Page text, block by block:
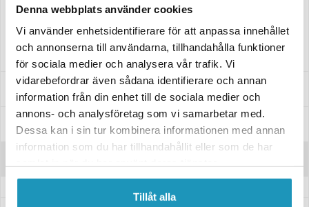
Denna webbplats använder cookies
Vi använder enhetsidentifierare för att anpassa innehållet
och annonserna till användarna, tillhandahålla funktioner
för sociala medier och analysera vår trafik. Vi
vidarebefordrar även sådana identifierare och annan
information från din enhet till de sociala medier och
annons- och analysföretag som vi samarbetar med.
Dessa kan i sin tur kombinera informationen med annan
information som du har tillhandahållit eller som de har
Tillåt alla
kolstål ger maximal framkomlighet i alla typer av terräng och
Camso Original artikelnummer: 5000-SEG-0004 & E242-ZZ-1818
Specifikationer
Manualer & Guider